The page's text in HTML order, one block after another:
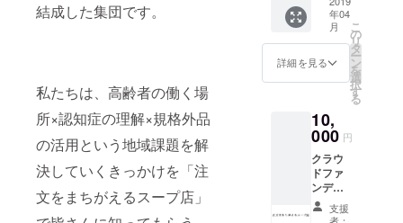
結成した集団です。
私たちは、高齢者の働く場
所×認知症の理解×規格外品
の活用という地域課題を解
決していくきっかけを「注
文をまちがえるスープ店」
に満た
ないサ
イズ、
又は大
きすぎ
少し傷
がつい
ている
など、
商品規
格に満
たない
物の事
４月と7
月の規
格外品
だが美
味しい
野菜を2
けてお
送りい
たしま
す。お
野菜の
種類は3
種程に
なると
年04
月
詳細を見る
こ
の
リ
タ
ー
ン
を
選
択
す
る
10,
000 円
クラウ
ドファ
ンディ
ング企
画の中
支援